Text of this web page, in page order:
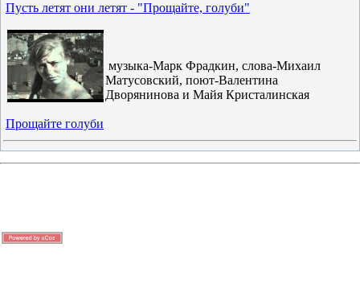
Пусть летят они летят - "Прощайте, голуби"
музыка-Марк Фрадкин, слова-Михаил
Матусовский, поют-Валентина
Дворянинова и Майя Кристалинская
Прощайте голуби